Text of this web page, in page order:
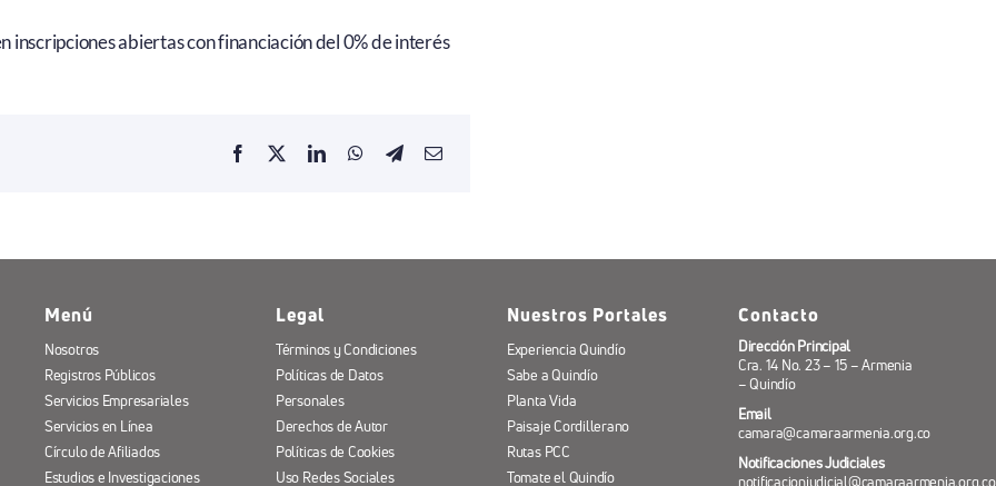
inscripciones abiertas con financiación del 0% de interés
Menú
Nosotros
Registros Públicos
Servicios Empresariales
Servicios en Línea
Círculo de Afiliados
Estudios e Investigaciones
Legal
Términos y Condiciones
Políticas de Datos
Personales
Derechos de Autor
Políticas de Cookies
Uso Redes Sociales
Nuestros Portales
Experiencia Quindío
Sabe a Quindío
Planta Vida
Paisaje Cordillerano
Rutas PCC
Tomate el Quindío
Contacto
Dirección Principal
Cra. 14 No. 23 – 15 – Armenia
– Quindío
Email
camara@camaraarmenia.org.co
Notificaciones Judiciales
notificacionjudicial@camaraarmenia.org.co